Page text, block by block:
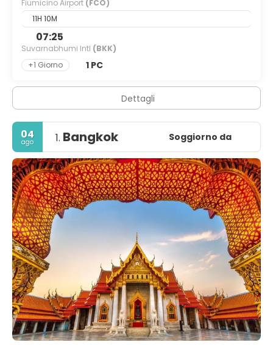
Fiumicino Airport (FCO)
11H 10M
07:25
Suvarnabhumi Intl (BKK)
+1 Giorno
1 PC
Dettagli
04
ago 1. Bangkok Soggiorno da